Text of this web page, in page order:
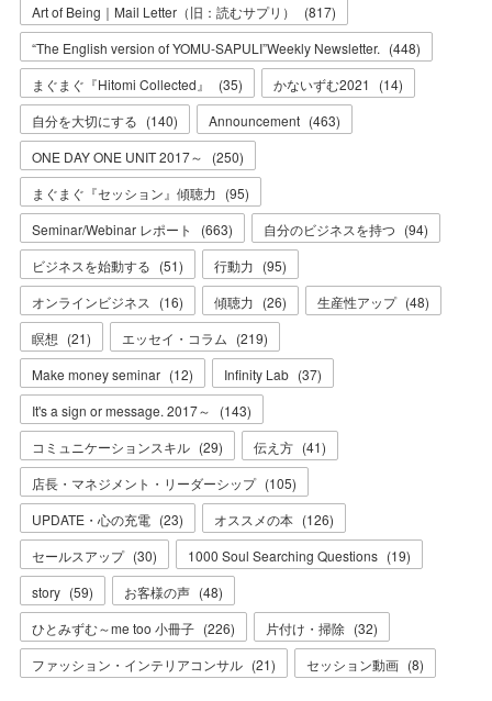
Art of Being｜Mail Letter（旧：読むサプリ）
(817)
“The English version of YOMU-SAPULI”Weekly Newsletter. (448)
まぐまぐ『Hitomi Collected』
(35) かないずむ2021 (14)
自分を大切にする (140) Announcement (463)
ONE DAY ONE UNIT 2017～
(250)
まぐまぐ『セッション』傾聴力 (95)
Seminar/Webinar レポート
(663) 自分のビジネスを持つ (94)
ビジネスを始動する (51) 行動力 (95)
オンラインビジネス
(16) 傾聴力 (26) 生産性アップ (48)
瞑想 (21) エッセイ・コラム (219)
Make money seminar (12) Infinity Lab (37)
It's a sign or message. 2017～
(143)
コミュニケーションスキル (29) 伝え方 (41)
店長・マネジメント・リーダーシップ (105)
UPDATE・心の充電 (23) オススメの本 (126)
セールスアップ (30) 1000 Soul Searching Questions (19)
story (59) お客様の声 (48)
ひとみずむ～me too 小冊子 (226) 片付け・掃除 (32)
ファッション・インテリアコンサル (21) セッション動画 (8)